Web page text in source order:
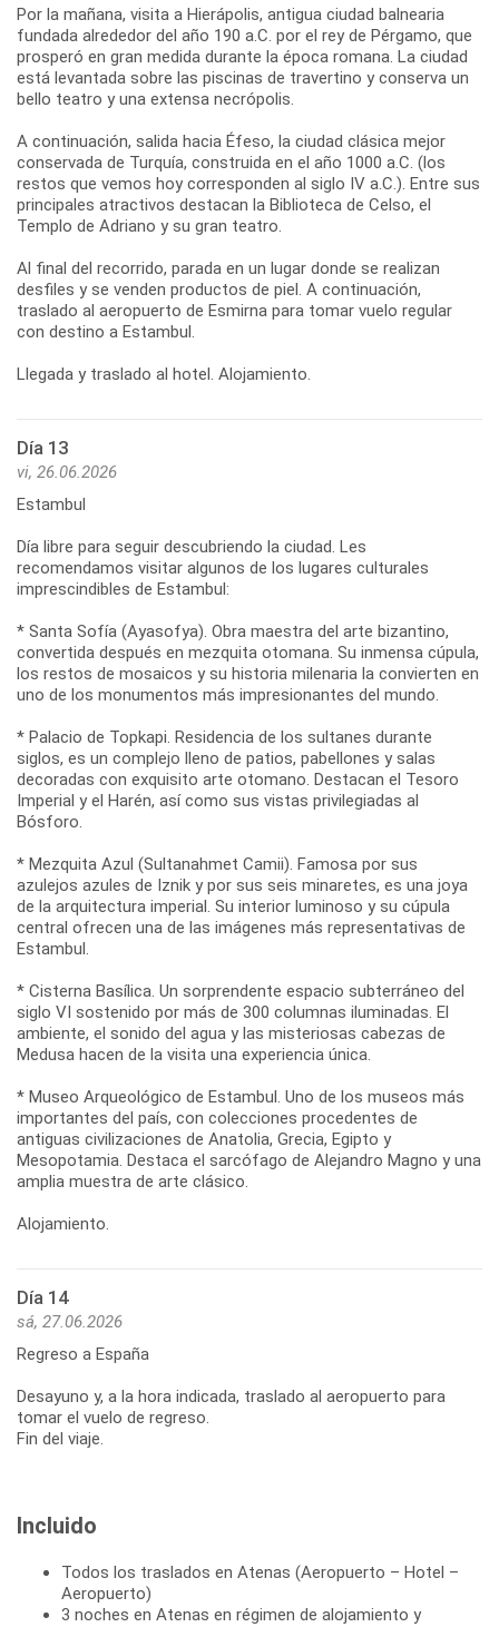
Por la mañana, visita a Hierápolis, antigua ciudad balnearia
fundada alrededor del año 190 a.C. por el rey de Pérgamo, que
prosperó en gran medida durante la época romana. La ciudad
está levantada sobre las piscinas de travertino y conserva un
bello teatro y una extensa necrópolis.
A continuación, salida hacia Éfeso, la ciudad clásica mejor
conservada de Turquía, construida en el año 1000 a.C. (los
restos que vemos hoy corresponden al siglo IV a.C.). Entre sus
principales atractivos destacan la Biblioteca de Celso, el
Templo de Adriano y su gran teatro.
Al final del recorrido, parada en un lugar donde se realizan
desfiles y se venden productos de piel. A continuación,
traslado al aeropuerto de Esmirna para tomar vuelo regular
con destino a Estambul.
Día 13
vi, 26.06.2026
Estambul
Día libre para seguir descubriendo la ciudad. Les
recomendamos visitar algunos de los lugares culturales
imprescindibles de Estambul:
* Santa Sofía (Ayasofya). Obra maestra del arte bizantino,
convertida después en mezquita otomana. Su inmensa cúpula,
los restos de mosaicos y su historia milenaria la convierten en
uno de los monumentos más impresionantes del mundo.
* Palacio de Topkapi. Residencia de los sultanes durante
siglos, es un complejo lleno de patios, pabellones y salas
decoradas con exquisito arte otomano. Destacan el Tesoro
Imperial y el Harén, así como sus vistas privilegiadas al
Bósforo.
* Mezquita Azul (Sultanahmet Camii). Famosa por sus
azulejos azules de Iznik y por sus seis minaretes, es una joya
de la arquitectura imperial. Su interior luminoso y su cúpula
central ofrecen una de las imágenes más representativas de
Estambul.
* Cisterna Basílica. Un sorprendente espacio subterráneo del
siglo VI sostenido por más de 300 columnas iluminadas. El
ambiente, el sonido del agua y las misteriosas cabezas de
Medusa hacen de la visita una experiencia única.
* Museo Arqueológico de Estambul. Uno de los museos más
importantes del país, con colecciones procedentes de
antiguas civilizaciones de Anatolia, Grecia, Egipto y
Mesopotamia. Destaca el sarcófago de Alejandro Magno y una
amplia muestra de arte clásico.
Día 14
sá, 27.06.2026
Regreso a España
Desayuno y, a la hora indicada, traslado al aeropuerto para
tomar el vuelo de regreso.
Incluido
Todos los traslados en Atenas (Aeropuerto – Hotel –
Aeropuerto)
3 noches en Atenas en régimen de alojamiento y